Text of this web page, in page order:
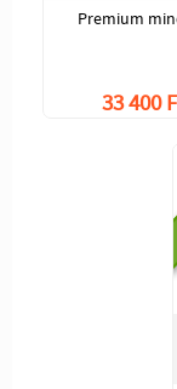
Premium
33 400